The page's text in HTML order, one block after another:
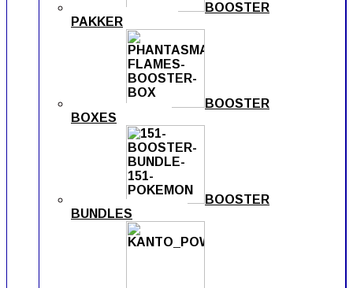
BOOSTER
PAKKER
BOOSTER
BOXES
BOOSTER
BUNDLES